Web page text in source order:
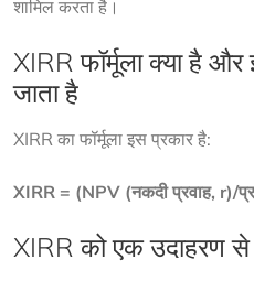
शामिल करता है।
XIRR फॉर्मूला क्या है
जाता है
XIRR का फॉर्मूला इस प्रकार है:
XIRR = (NPV (नकदी प्रवाह, r)/
XIRR को एक उदाहरण